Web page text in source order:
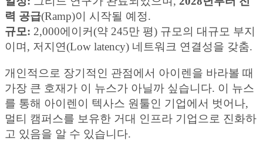
력 공급(Ramp)이 시작될 예정.
규모: 2,000에이커(약 245만 평) 규모의 대규모 부지
이며, 저지연(Low latency) 네트워크 연결성을 갖춤.
개인적으로 장기적인 관점에서 아이렌을 바라볼 때
가장 큰 호재가 이 뉴스가 아닐까 싶습니다. 이 뉴스
를 통해 아이렌이 텍사스 원툴인 기업에서 벗어나,
멀티 캠퍼스를 보유한 거대 인프라 기업으로 진화하
고 있음을 알 수 있습니다.